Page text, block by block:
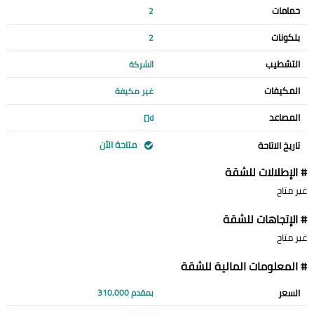
حمامات 2
بلكونات 2
التشطيب الشركة
المكيفات غير مكيفة
المصاعد d[]
تاريخ الاتاحة متاحة الآن
# الإطلالات للشقة
غير متاح
# الإتجاهات للشقة
غير متاح
# المعلومات المالية للشقة
السعر بمقدم 310,000